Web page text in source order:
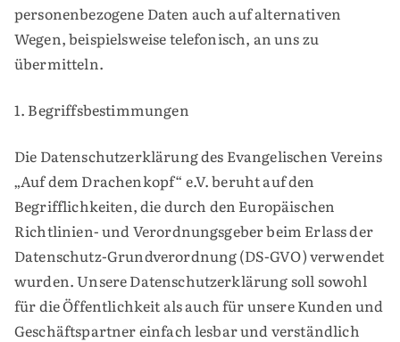
personenbezogene Daten auch auf alternativen
Wegen, beispielsweise telefonisch, an uns zu
übermitteln.
1. Begriffsbestimmungen
Die Datenschutzerklärung des Evangelischen Vereins
„Auf dem Drachenkopf“ e.V. beruht auf den
Begrifflichkeiten, die durch den Europäischen
Richtlinien- und Verordnungsgeber beim Erlass der
Datenschutz-Grundverordnung (DS-GVO) verwendet
wurden. Unsere Datenschutzerklärung soll sowohl
für die Öffentlichkeit als auch für unsere Kunden und
Geschäftspartner einfach lesbar und verständlich